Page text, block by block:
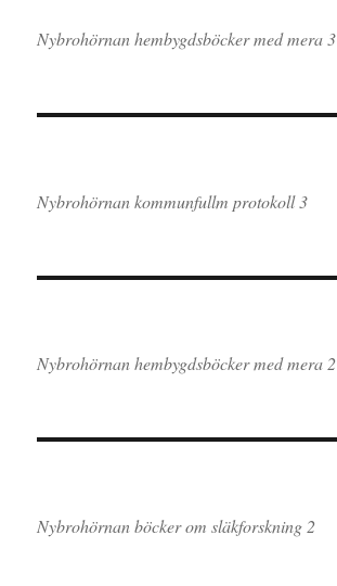
Nybrohörnan hembygdsböcker med mera 3
Nybrohörnan kommunfullm protokoll 3
Nybrohörnan hembygdsböcker med mera 2
Nybrohörnan böcker om släkforskning 2